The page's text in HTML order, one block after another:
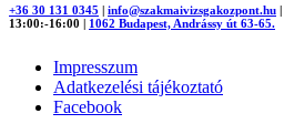
+36 30 131 0345 info@szakmaivizsgakozpont.hu
13:00:-16:00
1062 Budapest, Andrássy út 63-65.
Impresszum
Adatkezelési tájékoztató
Facebook